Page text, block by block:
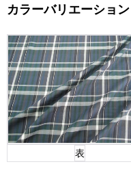
カラーバリエーション
表